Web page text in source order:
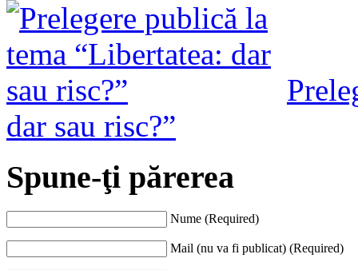
dar sau risc?”
Spune-ţi părerea
Nume (Required)
Mail (nu va fi publicat) (Required)